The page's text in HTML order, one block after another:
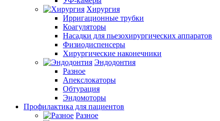
Хирургия
Ирригационные трубки
Коагуляторы
Насадки для пьезохирургических аппаратов
Физиодиспенсеры
Хирургические наконечники
Эндодонтия
Разное
Апекслокаторы
Обтурация
Эндомоторы
Профилактика для пациентов
Разное